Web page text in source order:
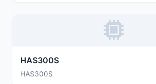
HAS300S
HAS300S